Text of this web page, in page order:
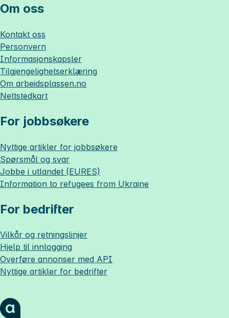
Om oss
Kontakt oss
Personvern
Informasjonskapsler
Tilgjengelighetserklæring
Om arbeidsplassen.no
Nettstedkart
For jobbsøkere
Nyttige artikler for jobbsøkere
Spørsmål og svar
Jobbe i utlandet (EURES)
Information to refugees from Ukraine
For bedrifter
Vilkår og retningslinjer
Hjelp til innlogging
Overføre annonser med API
Nyttige artikler for bedrifter